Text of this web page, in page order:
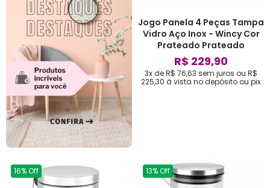
Jogo Panela 4 Peças Tampa
Vidro Aço Inox - Wincy Cor
Prateado Prateado
R$ 229,90
3x de R$ 76,63 sem juros ou R$
225,30 à vista no depósito ou pix
16% Off 13% Off